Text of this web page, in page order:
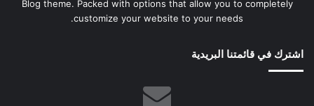
Blog theme. Packed with options that allow you to completely
customize your website to your needs.
اشترك في قائمتنا البريدية